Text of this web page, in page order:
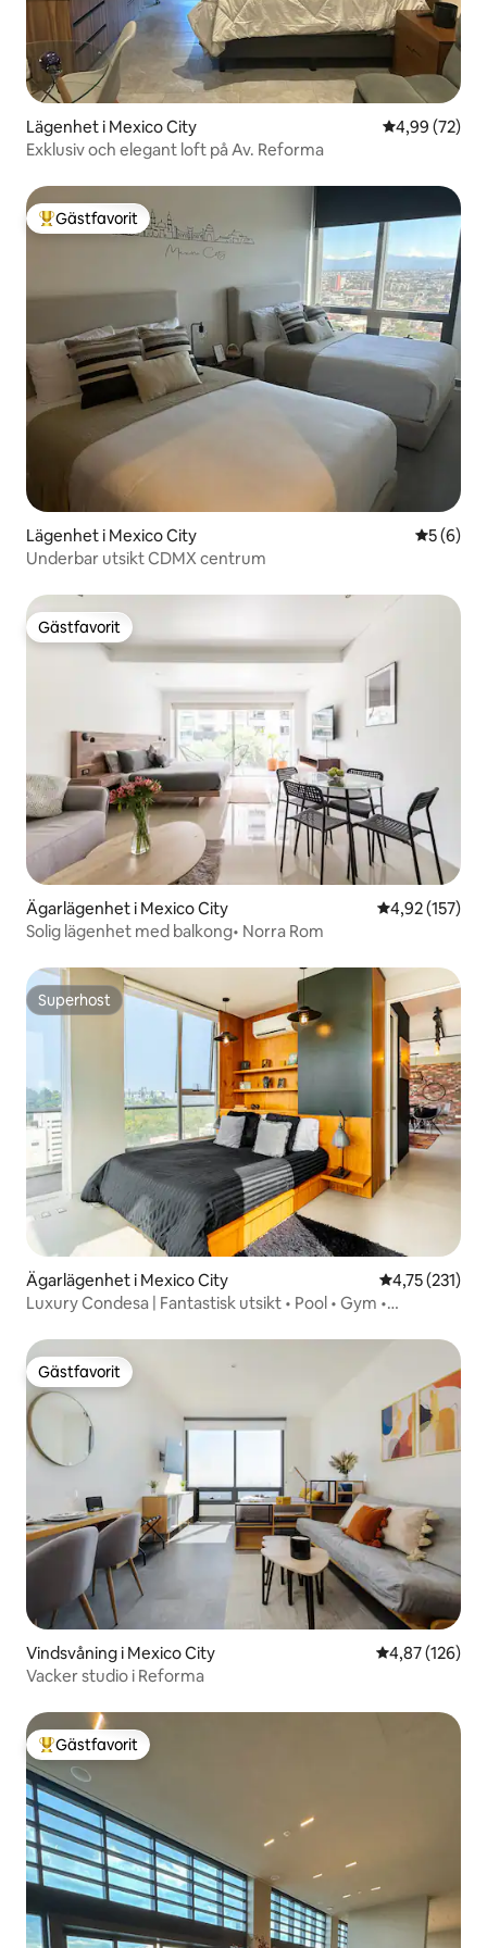
Lägenhet i Mexico City 4,99 av 5 i
4,99 (72)
Exklusiv och elegant loft på Av. Reforma
Populär gästfavorit
Gästfavorit
Lägenhet i Mexico City 5 av 5 i
5 (6)
Underbar utsikt CDMX centrum
Gästfavorit
Gästfavorit
Ägarlägenhet i Mexico City 4,92 av 5 i
4,92 (157)
Solig lägenhet med balkong• Norra Rom
Superhost
Superhost
Ägarlägenhet i Mexico City 4,75 av 5 i
4,75 (231)
Luxury Condesa | Fantastisk utsikt • Pool • Gym •
Gästfavorit
Gästfavorit
Vindsvåning i Mexico City 4,87 av 5 i
4,87 (126)
Vacker studio i Reforma
Populär gästfavorit
Gästfavorit